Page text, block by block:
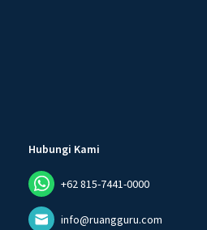
Hubungi Kami
+62 815-7441-0000
info@ruangguru.com